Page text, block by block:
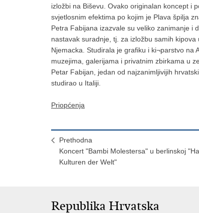
izložbi na Biševu. Ovako originalan koncept i
svjetlosnim efektima po kojim je Plava špilja
Petra Fabijana izazvale su veliko zanimanje i
nastavak suradnje, tj. za izložbu samih
Njemacka. Studirala je grafiku i ki¬parstvo na
muzejima, galerijama i privatnim zbirkama u
Petar Fabijan, jedan od najzanimljivijih
studirao u Italiji.
Priopćenja
Prethodna
Koncert "Bambi Molestersa" u berlinskoj
Kulturen der Welt"
Republika Hrvatska